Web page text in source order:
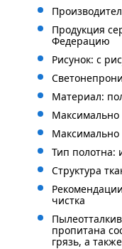
Продукция
Федерацию
Рисунок: с
Материал:
Максимально
Тип полотна:
Структура
чистка
пропитана
грязь, а